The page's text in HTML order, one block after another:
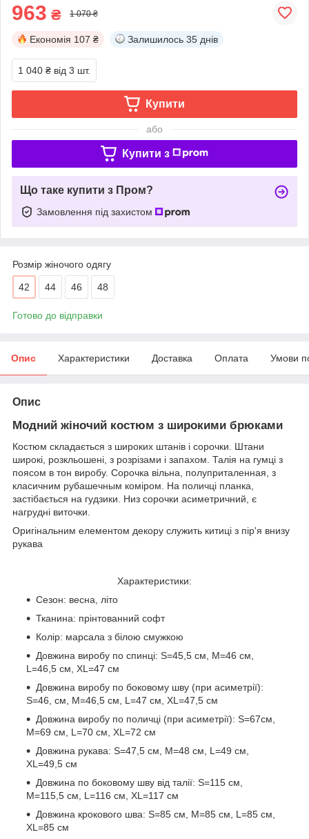
963 ₴ 1 070 ₴
Економія 107 ₴ Залишилось 35 днів
1 040 ₴ від 3 шт.
Купити
або
Купити з
Що таке купити з Пром?
Замовлення під захистом
Розмір жіночого одягу
42 44 46 48
Готово до відправки
Опис Характеристики Доставка Оплата Умови
Опис
Модний жіночий костюм з широкими брюками
Костюм складається з широких штанів і сорочки. Штани
широкі, розкльошені, з розрізами і запахом. Талія на гумці з
поясом в тон виробу. Сорочка вільна, полуприталенная, з
класичним рубашечным коміром. На поличці планка,
застібається на гудзики. Низ сорочки асиметричний, є
нагрудні виточки.
Оригінальним елементом декору служить китиці з пір'я внизу
рукава
Характеристики:
Сезон: весна, літо
Тканина: прінтованний софт
Колір: марсала з білою смужкою
Довжина виробу по спинці: S=45,5 см, M=46 см,
L=46,5 см, XL=47 см
Довжина виробу по боковому шву (при асиметрії):
S=46, см, M=46,5 см, L=47 см, XL=47,5 см
Довжина виробу по поличці (при асиметрії): S=67см,
M=69 см, L=70 см, XL=72 см
Довжина рукава: S=47,5 см, M=48 см, L=49 см,
XL=49,5 см
Довжина по боковому шву від талії: S=115 см,
M=115,5 см, L=116 см, XL=117 см
Довжина крокового шва: S=85 см, M=85 см, L=85 см,
XL=85 см